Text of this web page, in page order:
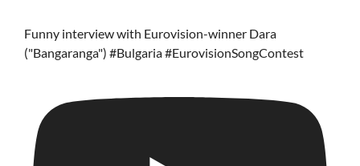
Funny interview with Eurovision-winner Dara
("Bangaranga") #Bulgaria #EurovisionSongContest